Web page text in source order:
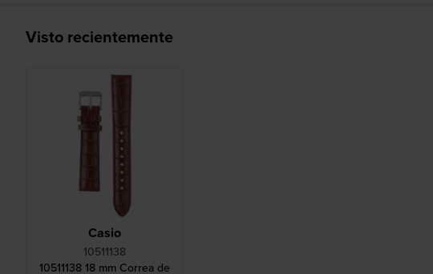
Visto recientemente
Casio
10511138
10511138 18 mm Correa de